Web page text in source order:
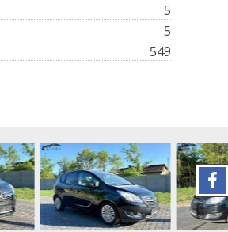
5
5
549